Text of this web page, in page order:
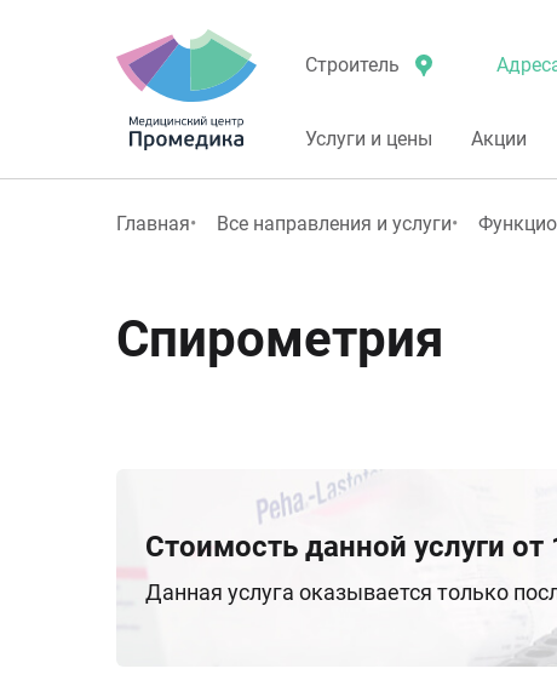
Строитель
Услуги и цены Акции
Главная Все направления и услуги
Спирометрия
Стоимость данной услуги от
Данная услуга оказывается только